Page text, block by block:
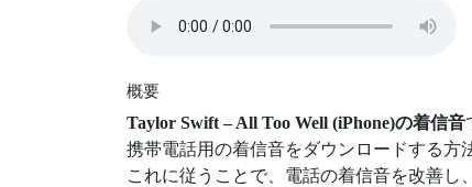
概要
Taylor Swift – All Too Well (iPhone)の着信音
携帯電話用の着信音をダウンロードする方
これに従うことで、電話の着信音を改善